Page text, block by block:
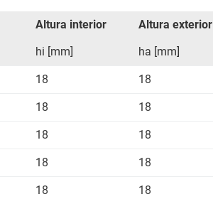
Altura interior Altura exterior
hi [mm] ha [mm]
18 18
18 18
18 18
18 18
18 18